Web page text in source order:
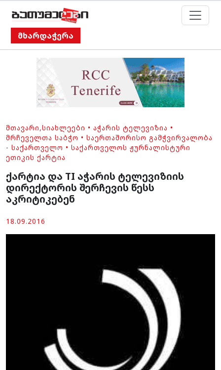
მხარდაჭერა
ᲛᲗᲐᲕᲐᲠᲘ,ᲡᲘᲐᲮᲚᲔᲔᲑᲘ • ᲐᲭᲐᲠᲘᲡ ᲢᲔᲚᲔᲕᲘᲖᲘᲐ •
ᲛᲠᲩᲔᲕᲔᲚᲗᲐ ᲡᲐᲑᲭᲝ • ᲡᲐᲔᲠᲗᲐᲨᲝᲠᲘᲡᲝ ᲒᲐᲛᲭᲕᲘᲠᲕᲐᲚᲝᲑᲐ
- ᲡᲐᲥᲐᲠᲗᲕᲔᲚᲝ • ᲡᲐᲥᲐᲠᲗᲕᲔᲚᲝᲡ ᲟᲣᲠᲜᲐᲚᲘᲡᲢᲣᲠᲘ
ᲔᲗᲘᲙᲘᲡ ᲥᲐᲠᲢᲘᲐ
ქარტია და TI აჭარის ტელევიზიის
დირექტორის შერჩევის წესს
აკრიტიკებენ
18.09.2016